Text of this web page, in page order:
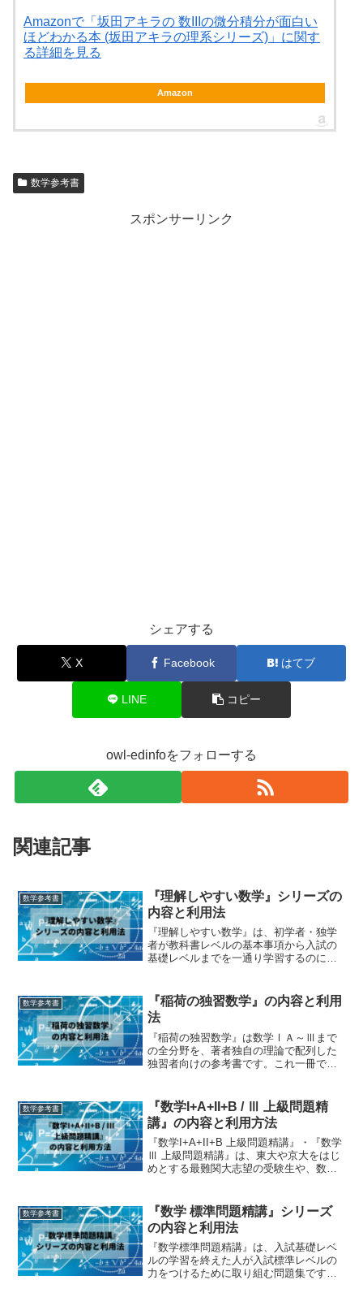
Amazonで「坂田アキラの 数IIIの微分積分が面白い
ほどわかる本 (坂田アキラの理系シリーズ)」に関す
る詳細を見る
Amazon
数学参考書
スポンサーリンク
シェアする
X Facebook はてブ
LINE コピー
owl-edinfoをフォローする
関連記事
数学参考書
『理解しやすい数学』シリーズの
内容と利用法
『理解しやすい数学』は、初学者・独学
者が教科書レベルの基本事項から入試の
基礎レベルまでを一通り学習するのに適
への数学』（いわゆる黒大数）の執筆者
として知られています。黒...
数学参考書
『稲荷の独習数学』の内容と利用
法
『稲荷の独習数学』は数学ⅠＡ～Ⅲまで
の全分野を、著者独自の理論で配列した
独習者向けの参考書です。これ一冊で高
で数学専門塾を開いていらっしゃる方で
す。「はじめに」でも著者...
数学参考書
『数学I+A+II+B / Ⅲ 上級問題精
講』の内容と利用方法
『数学I+A+II+B 上級問題精講』・『数学
Ⅲ 上級問題精講』は、東大や京大をはじ
めとする最難関大志望の受験生や、数学
学の問題集の中では最高レベルだと言え
るでしょう。...
数学参考書
『数学 標準問題精講』シリーズ
の内容と利用法
『数学標準問題精講』は、入試基礎レベ
ルの学習を終えた人が入試標準レベルの
力をつけるために取り組む問題集です。